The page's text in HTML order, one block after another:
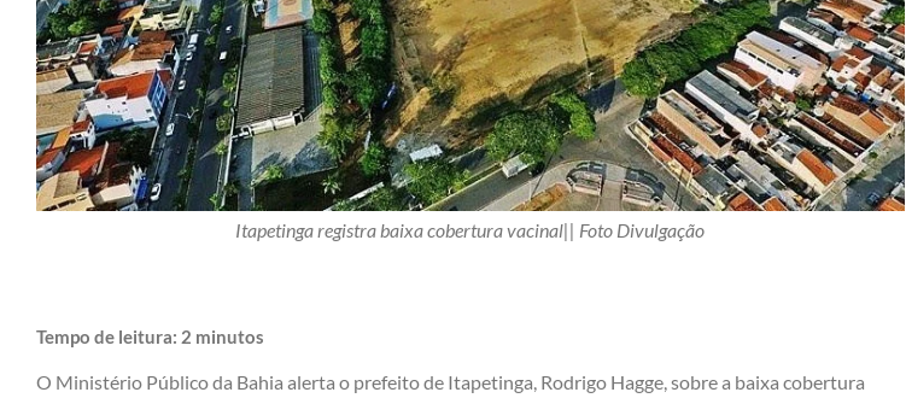
Itapetinga registra baixa cobertura vacinal|| Foto Divulgação
Tempo de leitura: 2 minutos
O Ministério Público da Bahia alerta o prefeito de Itapetinga, Rodrigo Hagge, sobre a baixa cobertura